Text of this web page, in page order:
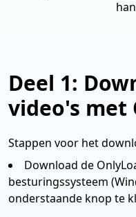
Deel 1:
video's met
Stappen voor het
Download de
besturingssysteem
onderstaande knop te